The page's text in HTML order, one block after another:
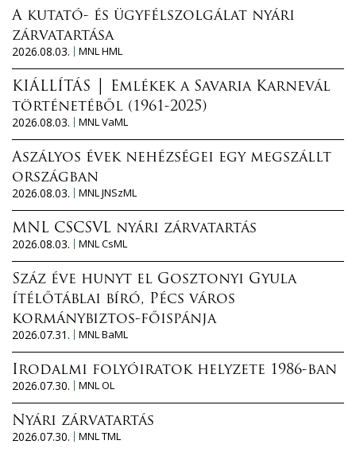
A kutató- és ügyfélszolgálat nyári
zárvatartása
2026.08.03.
MNL HML
KIÁLLÍTÁS │ Emlékek a Savaria Karnevál
történetéből (1961-2025)
2026.08.03.
MNL VaML
Aszályos évek nehézségei egy megszállt
országban
2026.08.03.
MNL JNSzML
MNL CSCSVL nyári zárvatartás
2026.08.03.
MNL CsML
Száz éve hunyt el Gosztonyi Gyula
ítélőtáblai bíró, Pécs város
kormánybiztos-főispánja
2026.07.31.
MNL BaML
Irodalmi folyóiratok helyzete 1986-ban
2026.07.30.
MNL OL
Nyári zárvatartás
2026.07.30.
MNL TML